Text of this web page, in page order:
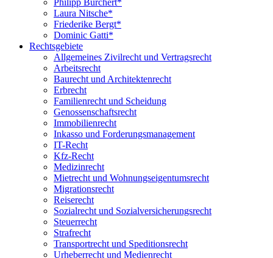
Philipp Burchert*
Laura Nitsche*
Friederike Bergt*
Dominic Gatti*
Rechtsgebiete
Allgemeines Zivilrecht und Vertragsrecht
Arbeitsrecht
Baurecht und Architektenrecht
Erbrecht
Familienrecht und Scheidung
Genossenschaftsrecht
Immobilienrecht
Inkasso und Forderungsmanagement
IT-Recht
Kfz-Recht
Medizinrecht
Mietrecht und Wohnungseigentumsrecht
Migrationsrecht
Reiserecht
Sozialrecht und Sozialversicherungsrecht
Steuerrecht
Strafrecht
Transportrecht und Speditionsrecht
Urheberrecht und Medienrecht